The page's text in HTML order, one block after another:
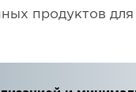
продуктов